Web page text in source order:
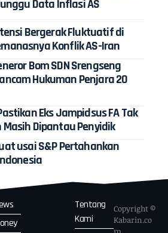
Data Inflasi AS
Bergerak Fluktuatif di
Konflik AS-Iran
Bom SDN Srengseng
Hukuman Penjara 20
Eks Jampidsus FA Tak
Dipantau Penyidik
usai S&P Pertahankan
Tentang
Kami
Copyright ©
Kabarin.co